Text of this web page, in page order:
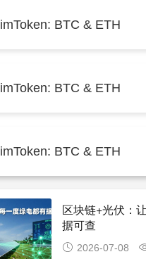
imToken: BTC & ETH
imToken: BTC & ETH
imToken: BTC & ETH
区块链+光伏：
据可查
2026-07-08